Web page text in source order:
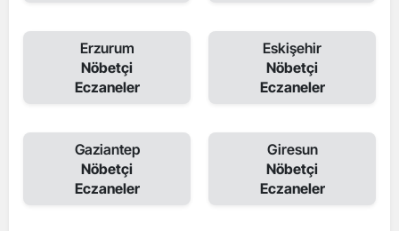
Erzurum
Nöbetçi
Eczaneler
Eskişehir
Nöbetçi
Eczaneler
Gaziantep
Nöbetçi
Eczaneler
Giresun
Nöbetçi
Eczaneler